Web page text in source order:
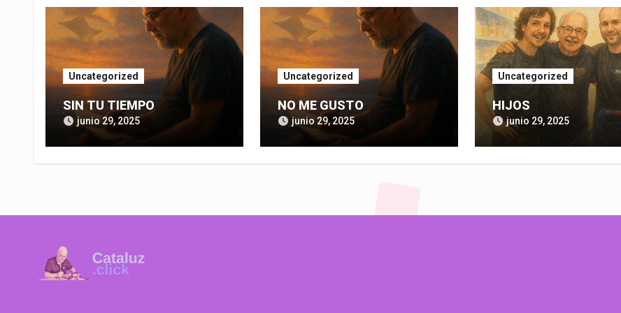
Uncategorized
SIN TU TIEMPO
junio 29, 2025
Uncategorized
NO ME GUSTO
junio 29, 2025
Uncategorized
HIJOS
junio 29, 2025